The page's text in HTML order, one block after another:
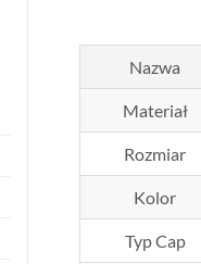
Nazwa
Materiał
Rozmiar
Kolor
Typ Cap